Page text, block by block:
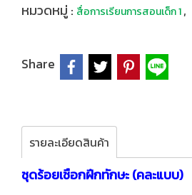
หมวดหมู่ : สื่อการเรียนการสอนเด็ก 1,
Share
รายละเอียดสินค้า
ชุดร้อยเชือกฝึกทักษะ (คละแบบ)